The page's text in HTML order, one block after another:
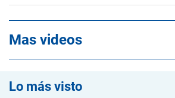
Mas videos
Lo más visto